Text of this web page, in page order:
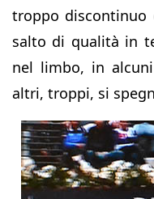
troppo discontinuo
salto di qualità in
nel limbo, in
altri, troppi, si